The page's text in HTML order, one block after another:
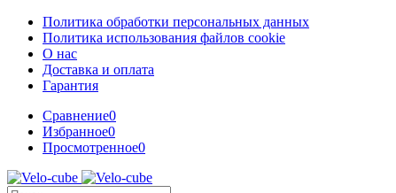
Политика обработки персональных данных
Политика использования файлов cookie
О нас
Доставка и оплата
Гарантия
Сравнение0
Избранное0
Просмотренное0